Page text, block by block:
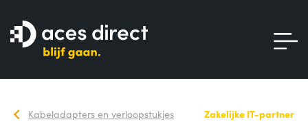
Kabeladapters en verloopstukjes Zakelijke IT-partner